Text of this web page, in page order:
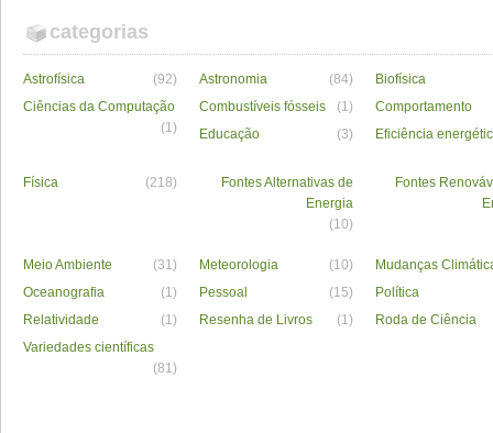
categorias
Astrofísica (92) Astronomia (84)
Biofísica
Ciências da Computação
(1)
Combustíveis fósseis (1)
Comportamento
Educação
(3) Eficiência
Física (218)
Fontes Alternativas de
Energia
(10)
Fontes
Meio Ambiente (31) Meteorologia (10)
Mudanças
Oceanografia
(1) Pessoal (15)
Política
Relatividade
(1) Resenha de Livros (1)
Roda de Ciência
Variedades científicas
(81)